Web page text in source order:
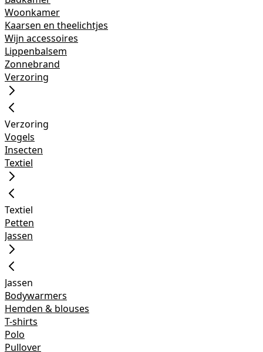
Woonkamer
Kaarsen en theelichtjes
Wijn accessoires
Lippenbalsem
Zonnebrand
Verzoring
Verzoring
Vogels
Insecten
Textiel
Textiel
Petten
Jassen
Jassen
Bodywarmers
Hemden & blouses
T-shirts
Polo
Pullover